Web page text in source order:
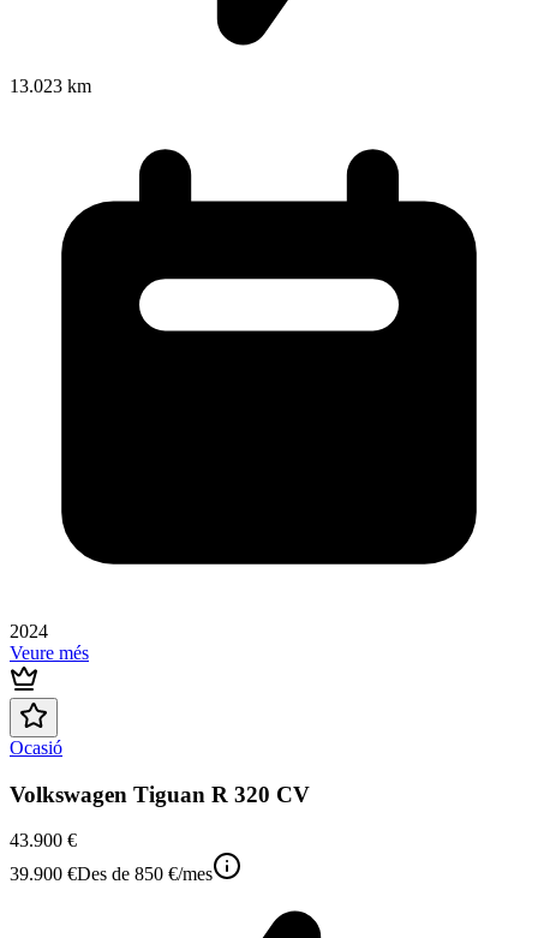
13.023 km
2024
Veure més
Ocasió
Volkswagen Tiguan R 320 CV
43.900 €
39.900 €Des de 850 €/mes